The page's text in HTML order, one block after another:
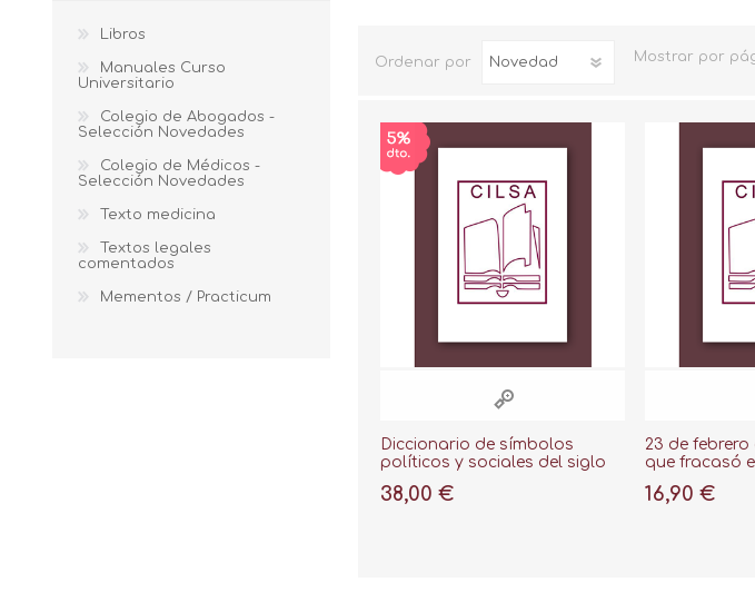
Ordenar por Mostrar por
Diccionario de símbolos
políticos y sociales del siglo
38,00 €
23 de febrero
que fracasó
16,90 €
Libros
Manuales Curso
Universitario
Colegio de Abogados -
Selección Novedades
Colegio de Médicos -
Selección Novedades
Texto medicina
Textos legales
comentados
Mementos / Practicum